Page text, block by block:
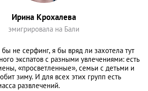
Ирина Крохалева
эмигрировала на Бали
не серфинг, я бы вряд ли захотела тут
экспатов с разными увлечениями: есть
«просветленные», семьи с детьми и
зиму. И для всех этих групп есть
развлечений.